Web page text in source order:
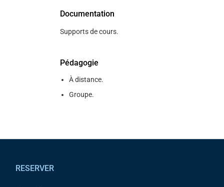
Documentation
Supports de cours.
Pédagogie
À distance.
Groupe.
RESERVER